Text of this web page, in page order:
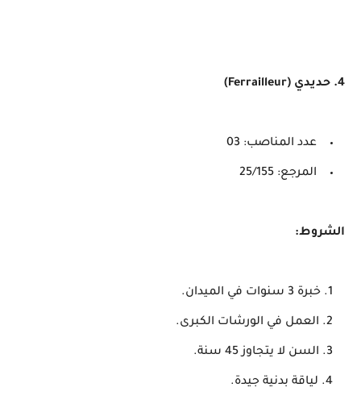
4. حديدي (Ferrailleur)
عدد المناصب: 03
المرجع: 25/155
الشروط:
خبرة 3 سنوات في الميدان.
العمل في الورشات الكبرى.
السن لا يتجاوز 45 سنة.
لياقة بدنية جيدة.